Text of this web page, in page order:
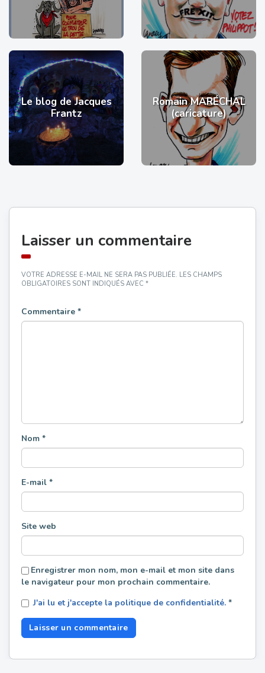
Le blog de Jacques
Frantz
Romain MARÉCHAL
(caricature)
Laisser un commentaire
VOTRE ADRESSE E-MAIL NE SERA PAS PUBLIÉE. LES CHAMPS
OBLIGATOIRES SONT INDIQUÉS AVEC *
Commentaire *
Nom *
E-mail *
Site web
Enregistrer mon nom, mon e-mail et mon site dans
le navigateur pour mon prochain commentaire.
J'ai lu et j'accepte la politique de confidentialité. *